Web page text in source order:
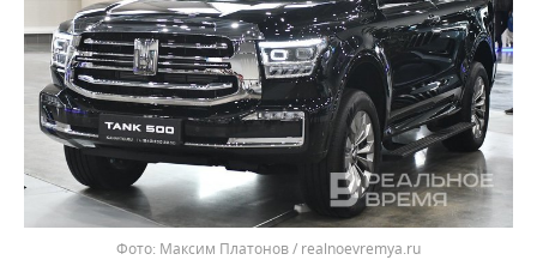
Максим Платонов / realnoevremya.ru